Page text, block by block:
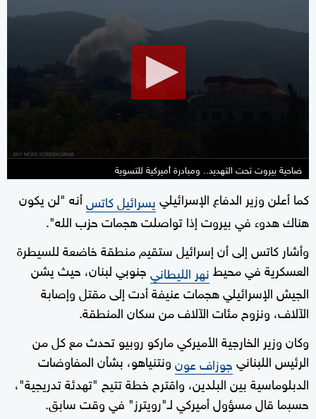
seconds
minutes,
seconds
ضاحية بيروت تحت التهديد.. ومبادرة أميركية للتسوية
كما أعلن وزير الدفاع الإسرائيلييسرائيل كاتسأنه "لن يكون
هناك هدوء في بيروت إذا تواصلت هجمات حزب الله".
وأشار كاتس إلى أن إسرائيل ستقيم منطقة خاضعة للسيطرة
العسكرية في محيطنهر الليطانيجنوبي لبنان، حيث يشن
الجيش الإسرائيلي هجمات عنيفة أدت إلى مقتل وإصابة
الآلاف، ونزوح مئات الآلاف من سكان المنطقة.
وكان وزير الخارجية الأميركي ماركو روبيو تحدث مع كل من
الرئيس اللبناني ⁠جوزاف عونونتنياهو، بشأن المفاوضات
الدبلوماسية بين البلدين، واقترح خطة تتيح "تهدئة تدريجية"،
حسبما قال مسؤول أميركي لـ"رويترز" في وقت سابق.